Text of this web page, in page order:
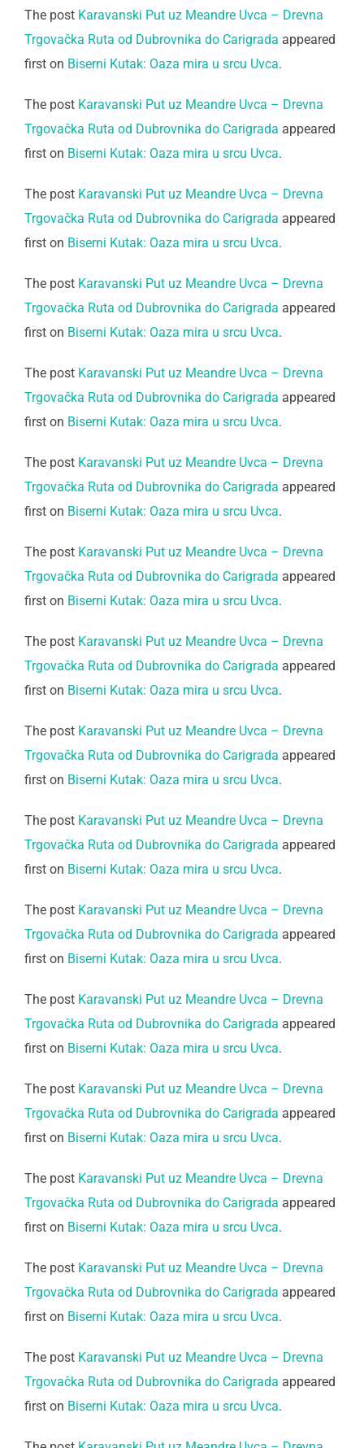
The post Karavanski Put uz Meandre Uvca – Drevna
Trgovačka Ruta od Dubrovnika do Carigrada appeared
first on Biserni Kutak: Oaza mira u srcu Uvca.
The post Karavanski Put uz Meandre Uvca – Drevna
Trgovačka Ruta od Dubrovnika do Carigrada appeared
first on Biserni Kutak: Oaza mira u srcu Uvca.
The post Karavanski Put uz Meandre Uvca – Drevna
Trgovačka Ruta od Dubrovnika do Carigrada appeared
first on Biserni Kutak: Oaza mira u srcu Uvca.
The post Karavanski Put uz Meandre Uvca – Drevna
Trgovačka Ruta od Dubrovnika do Carigrada appeared
first on Biserni Kutak: Oaza mira u srcu Uvca.
The post Karavanski Put uz Meandre Uvca – Drevna
Trgovačka Ruta od Dubrovnika do Carigrada appeared
first on Biserni Kutak: Oaza mira u srcu Uvca.
The post Karavanski Put uz Meandre Uvca – Drevna
Trgovačka Ruta od Dubrovnika do Carigrada appeared
first on Biserni Kutak: Oaza mira u srcu Uvca.
The post Karavanski Put uz Meandre Uvca – Drevna
Trgovačka Ruta od Dubrovnika do Carigrada appeared
first on Biserni Kutak: Oaza mira u srcu Uvca.
The post Karavanski Put uz Meandre Uvca – Drevna
Trgovačka Ruta od Dubrovnika do Carigrada appeared
first on Biserni Kutak: Oaza mira u srcu Uvca.
The post Karavanski Put uz Meandre Uvca – Drevna
Trgovačka Ruta od Dubrovnika do Carigrada appeared
first on Biserni Kutak: Oaza mira u srcu Uvca.
The post Karavanski Put uz Meandre Uvca – Drevna
Trgovačka Ruta od Dubrovnika do Carigrada appeared
first on Biserni Kutak: Oaza mira u srcu Uvca.
The post Karavanski Put uz Meandre Uvca – Drevna
Trgovačka Ruta od Dubrovnika do Carigrada appeared
first on Biserni Kutak: Oaza mira u srcu Uvca.
The post Karavanski Put uz Meandre Uvca – Drevna
Trgovačka Ruta od Dubrovnika do Carigrada appeared
first on Biserni Kutak: Oaza mira u srcu Uvca.
The post Karavanski Put uz Meandre Uvca – Drevna
Trgovačka Ruta od Dubrovnika do Carigrada appeared
first on Biserni Kutak: Oaza mira u srcu Uvca.
The post Karavanski Put uz Meandre Uvca – Drevna
Trgovačka Ruta od Dubrovnika do Carigrada appeared
first on Biserni Kutak: Oaza mira u srcu Uvca.
The post Karavanski Put uz Meandre Uvca – Drevna
Trgovačka Ruta od Dubrovnika do Carigrada appeared
first on Biserni Kutak: Oaza mira u srcu Uvca.
The post Karavanski Put uz Meandre Uvca – Drevna
Trgovačka Ruta od Dubrovnika do Carigrada appeared
first on Biserni Kutak: Oaza mira u srcu Uvca.